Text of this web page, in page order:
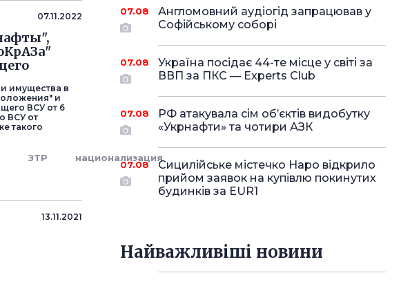
07.11.2022
имущества в
и
ВСУ от 6
ВСУ от
такого
ЗТР национализация
13.11.2021
07.08
Англомовний аудіогід запрацював у
Софійському соборі
07.08
Україна посідає 44-те місце у світі за
ВВП за ПКС — Experts Club
07.08
РФ атакувала сім об’єктів видобутку
«Укрнафти» та чотири АЗК
07.08
Сицилійське містечко Наро відкрило
прийом заявок на купівлю покинутих
будинків за EUR1
Найважливіші новини